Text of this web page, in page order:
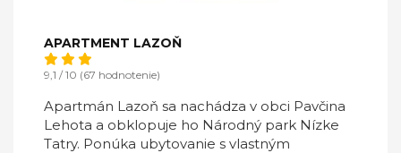
APARTMENT LAZOŇ
9,1 / 10 (67 hodnotenie)
Apartmán Lazoň sa nachádza v obci Pavčina
Lehota a obklopuje ho Národný park Nízke
Tatry. Ponúka ubytovanie s vlastným